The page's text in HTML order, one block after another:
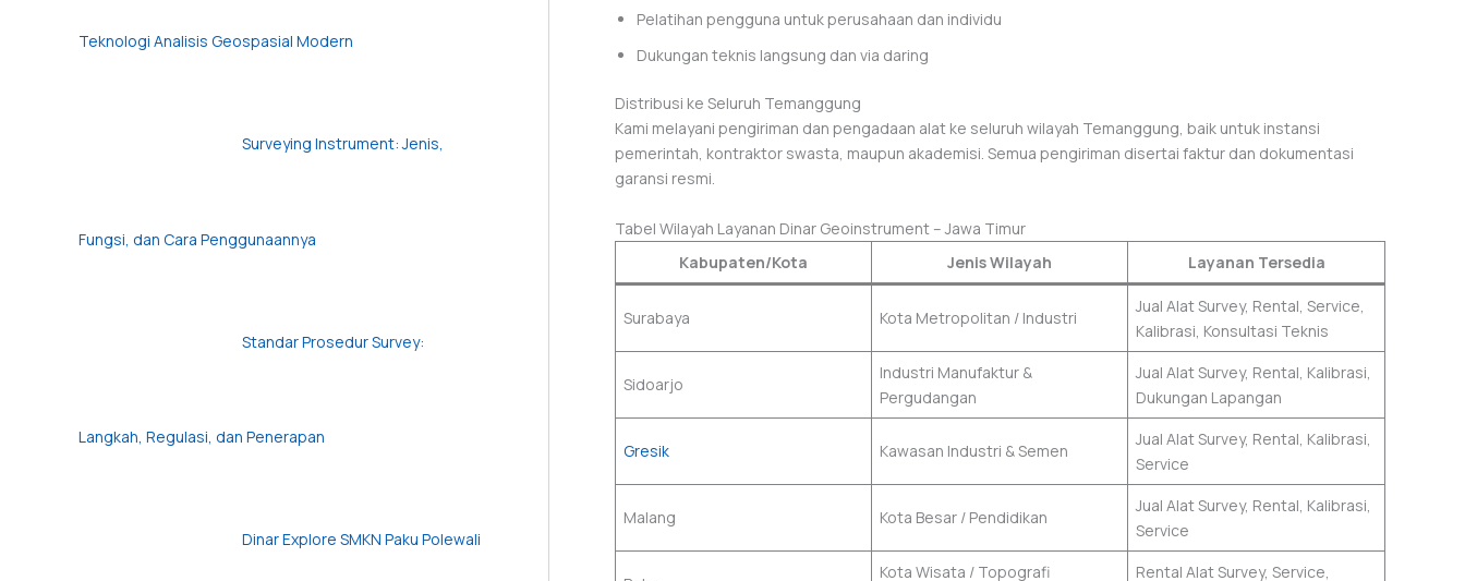
Teknologi Analisis Geospasial Modern
Surveying Instrument: Jenis,
Fungsi, dan Cara Penggunaannya
Standar Prosedur Survey:
Langkah, Regulasi, dan Penerapan
Dinar Explore SMKN Paku Polewali
Pelatihan pengguna untuk perusahaan dan individu
Dukungan teknis langsung dan via daring
Distribusi ke Seluruh Temanggung
Kami melayani pengiriman dan pengadaan alat ke seluruh wilayah Temanggung, baik untuk instansi
pemerintah, kontraktor swasta, maupun akademisi. Semua pengiriman disertai faktur dan dokumentasi
garansi resmi.
Tabel Wilayah Layanan Dinar Geoinstrument – Jawa Timur
Kabupaten/Kota
Jenis Wilayah Layanan Tersedia
Surabaya Kota Metropolitan / Industri
Jual Alat Survey, Rental, Service,
Kalibrasi, Konsultasi Teknis
Sidoarjo
Industri Manufaktur &
Pergudangan
Jual Alat Survey, Rental, Kalibrasi,
Dukungan Lapangan
Gresik Kawasan Industri & Semen
Jual Alat Survey, Rental, Kalibrasi,
Service
Malang Kota Besar / Pendidikan
Jual Alat Survey, Rental, Kalibrasi,
Service
Kota Wisata / Topografi
Rental Alat Survey, Service,